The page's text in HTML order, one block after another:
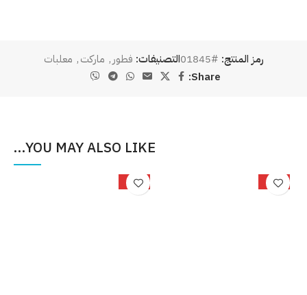
رمز المنتج: #01845 التصنيفات: فطور , ماركت, معلبات
Share:
YOU MAY ALSO LIKE…
-33%
-25%